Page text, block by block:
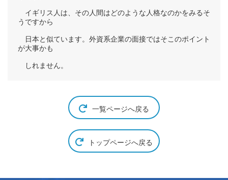
イギリス人は、その人間はどのような人格なのかをみるそ
うですから
日本と似ています。外資系企業の面接ではそこのポイント
が大事かも
しれません。
一覧ページへ戻る
トップページへ戻る